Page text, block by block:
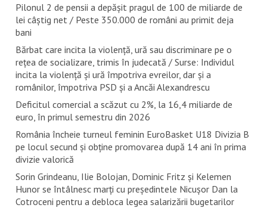
Pilonul 2 de pensii a depășit pragul de 100 de miliarde de
lei câștig net / Peste 350.000 de români au primit deja
bani
Bărbat care incita la violență, ură sau discriminare pe o
rețea de socializare, trimis în judecată / Surse: Individul
incita la violență și ură împotriva evreilor, dar și a
românilor, împotriva PSD și a Ancăi Alexandrescu
Deficitul comercial a scăzut cu 2%, la 16,4 miliarde de
euro, în primul semestru din 2026
România încheie turneul feminin EuroBasket U18 Divizia B
pe locul secund și obține promovarea după 14 ani în prima
divizie valorică
Sorin Grindeanu, Ilie Bolojan, Dominic Fritz și Kelemen
Hunor se întâlnesc marți cu președintele Nicușor Dan la
Cotroceni pentru a debloca legea salarizării bugetarilor